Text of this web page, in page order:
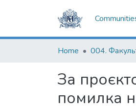
Home
За
помилка